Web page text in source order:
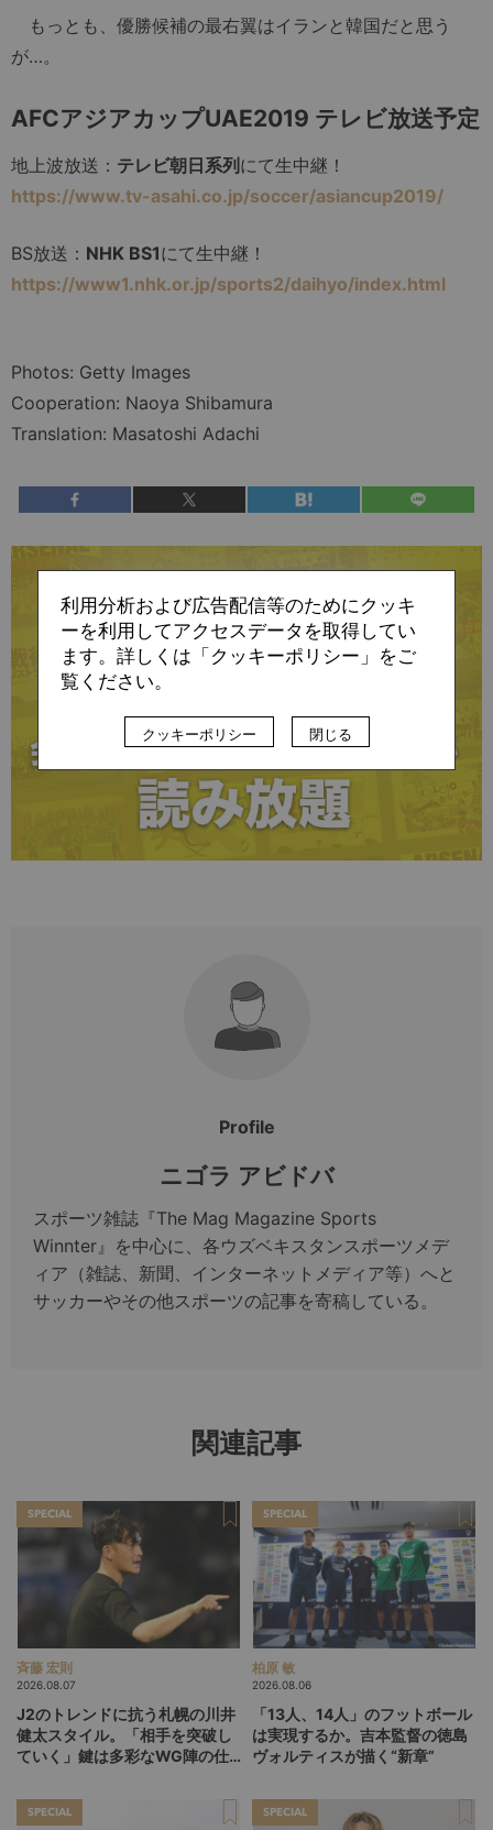
もっとも、優勝候補の最右翼はイランと韓国だと思う
が…。
AFCアジアカップUAE2019 テレビ放送予定
地上波放送： テレビ朝日系列にて生中継！
https://www.tv-asahi.co.jp/soccer/asiancup2019/
BS放送： NHK BS1にて生中継！
https://www1.nhk.or.jp/sports2/daihyo/index.html
Photos: Getty Images
Cooperation: Naoya Shibamura
Translation: Masatoshi Adachi
Profile
ニゴラ アビドバ
スポーツ雑誌『The Mag Magazine Sports
Winnter』を中心に、各ウズベキスタンスポーツメデ
ィア（雑誌、新聞、インターネットメディア等）へと
サッカーやその他スポーツの記事を寄稿している。
関連記事
SPECIAL
斉藤 宏則
2026.08.07
J2のトレンドに抗う札幌の川井
健太スタイル。「相手を突破し
ていく」鍵は多彩なWG陣の仕
SPECIAL
柏原 敏
2026.08.06
「13人、14人」のフットボール
は実現するか。吉本監督の徳島
ヴォルティスが描く“新章”
SPECIAL SPECIAL
利用分析および広告配信等のためにクッキ
ーを利用してアクセスデータを取得してい
ます。詳しくは「クッキーポリシー」をご
覧ください。
クッキーポリシー 閉じる